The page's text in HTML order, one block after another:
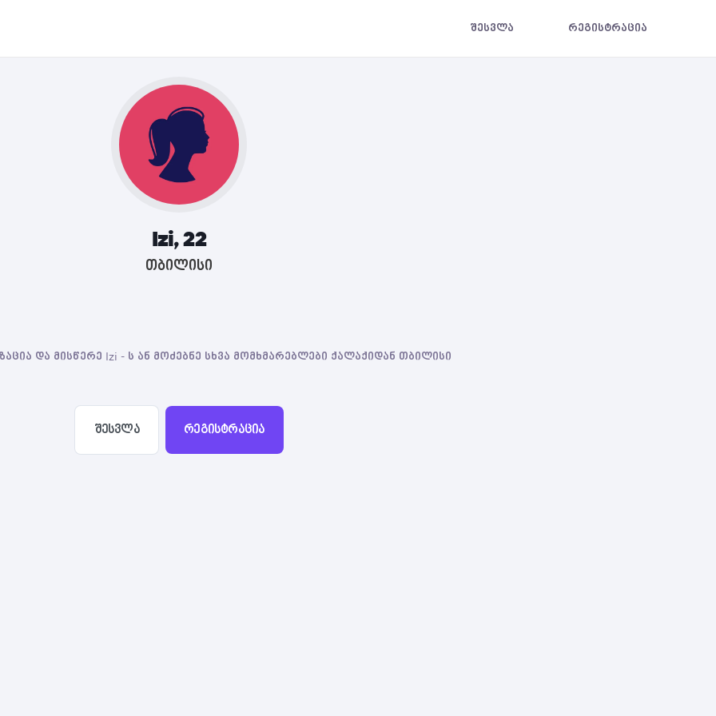
შესვლა რეგისტრაცია
Izi, 22
თბილისი
და მისწერე Izi - ს ან მოძებნე სხვა მომხმარებლები ქალაქიდან თბილისი
შესვლა რეგისტრაცია